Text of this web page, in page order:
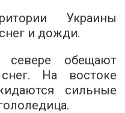
Украины
и дожди.
обещают
На востоке
сильные